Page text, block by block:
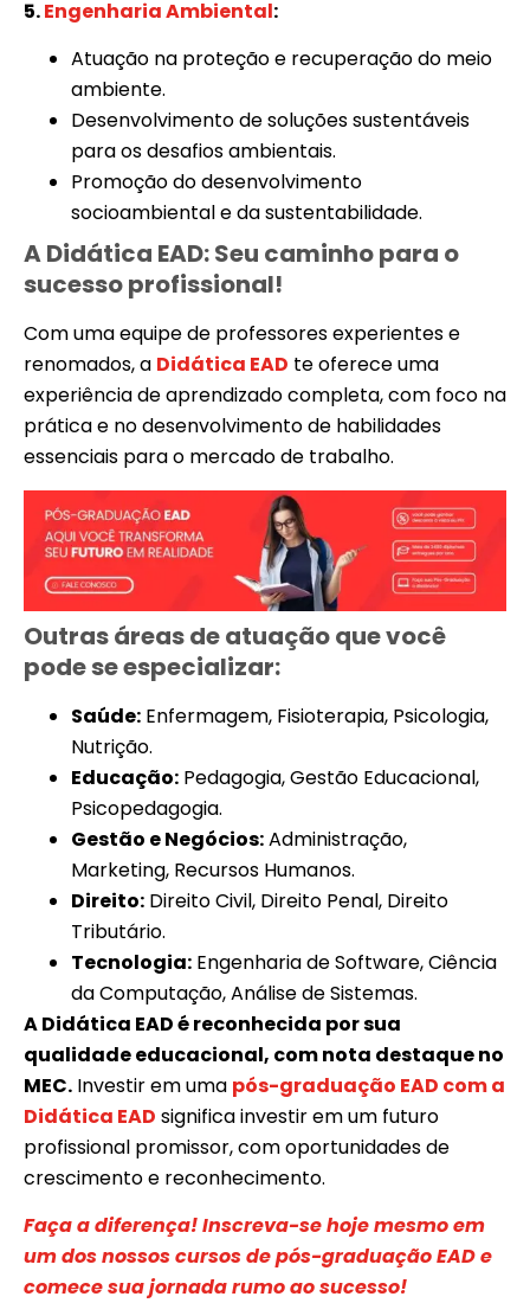
5.Engenharia Ambiental:
Atuação na proteção e recuperação do meio
ambiente.
Desenvolvimento de soluções sustentáveis
para os desafios ambientais.
Promoção do desenvolvimento
socioambiental e da sustentabilidade.
A Didática EAD: Seu caminho para o
sucesso profissional!
Com uma equipe de professores experientes e
renomados, a Didática EAD te oferece uma
experiência de aprendizado completa, com foco na
prática e no desenvolvimento de habilidades
essenciais para o mercado de trabalho.
Outras áreas de atuação que você
pode se especializar:
Saúde: Enfermagem, Fisioterapia, Psicologia,
Nutrição.
Educação: Pedagogia, Gestão Educacional,
Psicopedagogia.
Gestão e Negócios:Administração,
Marketing, Recursos Humanos.
Direito: Direito Civil, Direito Penal, Direito
Tributário.
Tecnologia: Engenharia de Software, Ciência
da Computação, Análise de Sistemas.
A Didática EAD é reconhecida por sua
qualidade educacional, com nota destaque no
MEC. Investir em uma pós-graduação EAD com a
Didática EAD significa investir em um futuro
profissional promissor, com oportunidades de
crescimento e reconhecimento.
Faça a diferença! Inscreva-se hoje mesmo em
um dos nossos cursos de pós-graduação EAD e
comece sua jornada rumo ao sucesso!